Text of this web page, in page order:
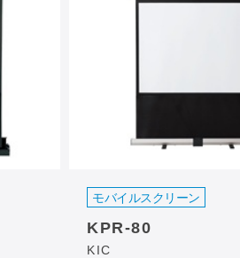
モバイルスクリーン
KPR-80
KIC